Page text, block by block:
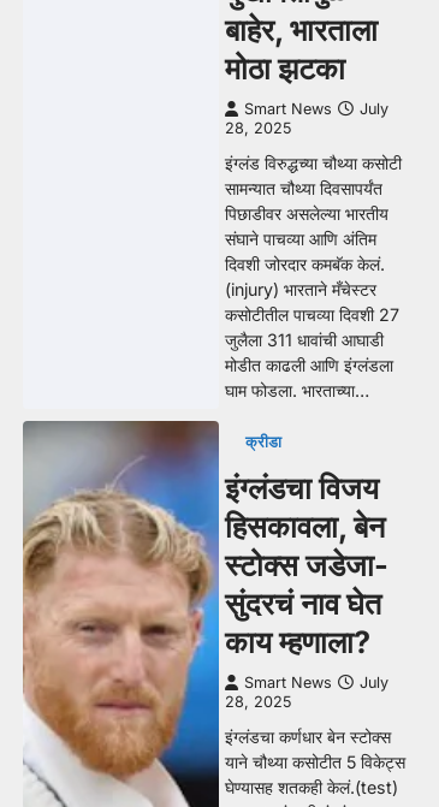
बाहेर, भारताला
मोठा झटका
Smart News
July
28, 2025
इंग्लंड विरुद्धच्या चौथ्या कसोटी
सामन्यात चौथ्या दिवसापर्यंत
पिछाडीवर असलेल्या भारतीय
संघाने पाचव्या आणि अंतिम
दिवशी जोरदार कमबॅक केलं.
(injury) भारताने मँचेस्टर
कसोटीतील पाचव्या दिवशी 27
जुलैला 311 धावांची आघाडी
मोडीत काढली आणि इंग्लंडला
घाम फोडला. भारताच्या…
क्रीडा
इंग्लंडचा विजय
हिसकावला, बेन
स्टोक्स जडेजा-
सुंदरचं नाव घेत
काय म्हणाला?
Smart News
July
28, 2025
इंग्लंडचा कर्णधार बेन स्टोक्स
याने चौथ्या कसोटीत 5 विकेट्स
घेण्यासह शतकही केलं.(test)